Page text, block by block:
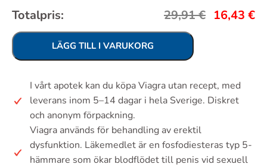
Totalpris: 29,91€ 16,43 €
LÄGG TILL I VARUKORG
I vårt apotek kan du köpa Viagra utan recept, med
leverans inom 5–14 dagar i hela Sverige. Diskret
och anonym förpackning.
Viagra används för behandling av erektil
dysfunktion. Läkemedlet är en fosfodiesteras typ 5-
hämmare som ökar blodflödet till penis vid sexuell